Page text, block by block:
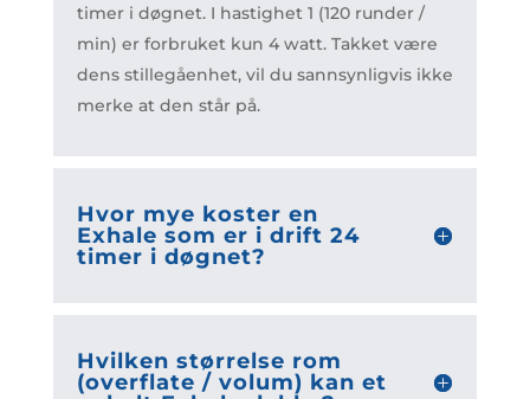
timer i døgnet. I hastighet 1 (120 runder /
min) er forbruket kun 4 watt. Takket være
dens stillegåenhet, vil du sannsynligvis ikke
merke at den står på.
Hvor mye koster en
Exhale som er i drift 24
timer i døgnet?
Hvilken størrelse rom
(overflate / volum) kan et